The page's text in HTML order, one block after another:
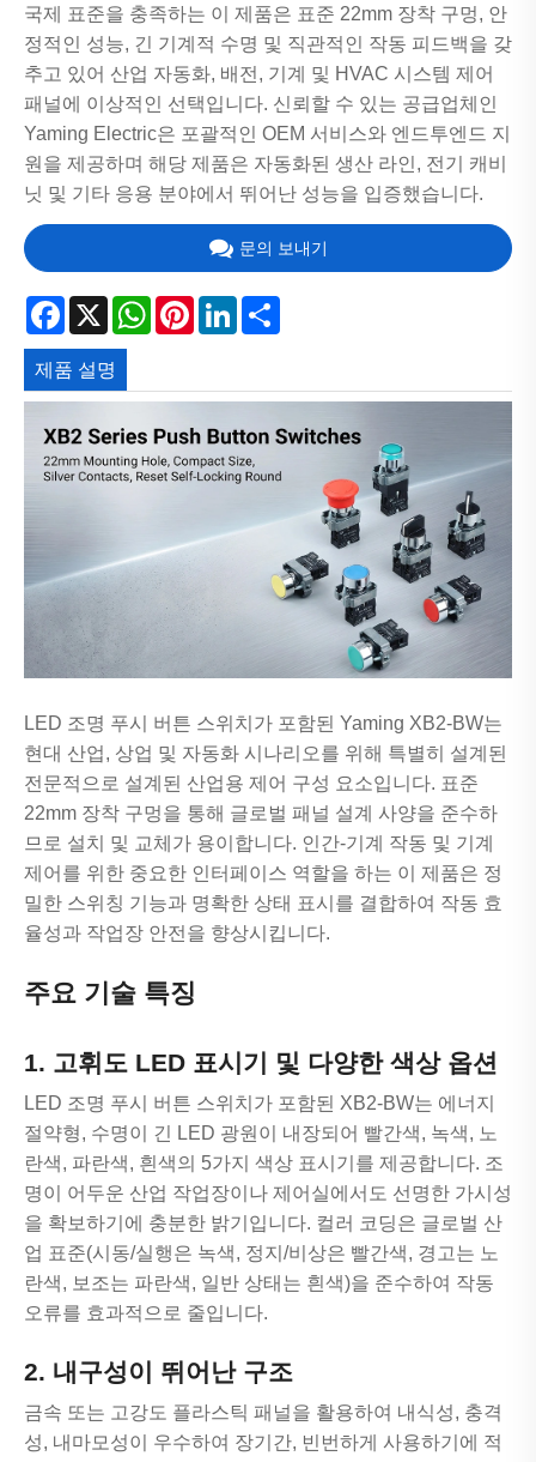
국제 표준을 충족하는 이 제품은 표준 22mm 장착 구멍, 안
정적인 성능, 긴 기계적 수명 및 직관적인 작동 피드백을 갖
추고 있어 산업 자동화, 배전, 기계 및 HVAC 시스템 제어
패널에 이상적인 선택입니다. 신뢰할 수 있는 공급업체인
Yaming Electric은 포괄적인 OEM 서비스와 엔드투엔드 지
원을 제공하며 해당 제품은 자동화된 생산 라인, 전기 캐비
닛 및 기타 응용 분야에서 뛰어난 성능을 입증했습니다.
문의 보내기
Facebook
X WhatsApp
PinterestLinkedIn
제품 설명
LED 조명 푸시 버튼 스위치가 포함된 Yaming XB2-BW는
현대 산업, 상업 및 자동화 시나리오를 위해 특별히 설계된
전문적으로 설계된 산업용 제어 구성 요소입니다. 표준
22mm 장착 구멍을 통해 글로벌 패널 설계 사양을 준수하
므로 설치 및 교체가 용이합니다. 인간-기계 작동 및 기계
제어를 위한 중요한 인터페이스 역할을 하는 이 제품은 정
밀한 스위칭 기능과 명확한 상태 표시를 결합하여 작동 효
율성과 작업장 안전을 향상시킵니다.
주요 기술 특징
1. 고휘도 LED 표시기 및 다양한 색상 옵션
LED 조명 푸시 버튼 스위치가 포함된 XB2-BW는 에너지
절약형, 수명이 긴 LED 광원이 내장되어 빨간색, 녹색, 노
란색, 파란색, 흰색의 5가지 색상 표시기를 제공합니다. 조
명이 어두운 산업 작업장이나 제어실에서도 선명한 가시성
을 확보하기에 충분한 밝기입니다. 컬러 코딩은 글로벌 산
업 표준(시동/실행은 녹색, 정지/비상은 빨간색, 경고는 노
란색, 보조는 파란색, 일반 상태는 흰색)을 준수하여 작동
오류를 효과적으로 줄입니다.
2. 내구성이 뛰어난 구조
금속 또는 고강도 플라스틱 패널을 활용하여 내식성, 충격
성, 내마모성이 우수하여 장기간, 빈번하게 사용하기에 적